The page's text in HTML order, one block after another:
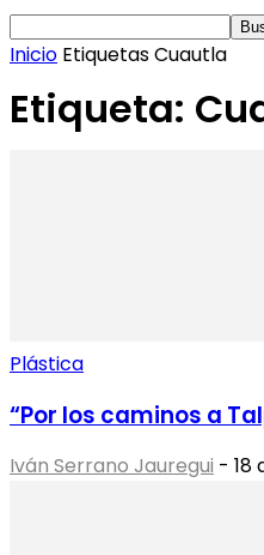
Inicio EtiquetasCuautla
Etiqueta:
Plástica
“Por los caminos a
Iván Serrano Jauregui - 18